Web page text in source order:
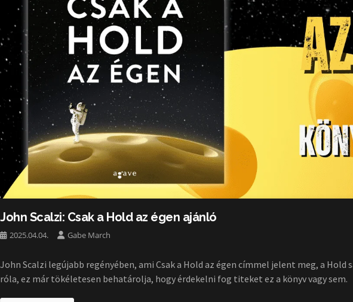
John Scalzi: Csak a Hold az égen ajánló
2025.04.04. Gabe March
John Scalzi legújabb regényében, ami Csak a Hold az égen címmel jelent meg, a
róla, ez már tökéletesen behatárolja, hogy érdekelni fog titeket ez a könyv vagy sem.